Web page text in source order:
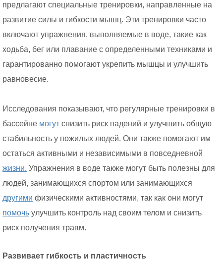
предлагают специальные тренировки, направленные на
развитие силы и гибкости мышц. Эти тренировки часто
включают упражнения, выполняемые в воде, такие как
ходьба, бег или плавание с определенными техниками и
гарантированно помогают укрепить мышцы и улучшить
равновесие.
Исследования показывают, что регулярные тренировки в
бассейне могут снизить риск падений и улучшить общую
стабильность у пожилых людей. Они также помогают им
остаться активными и независимыми в повседневной
жизни. Упражнения в воде также могут быть полезны для
людей, занимающихся спортом или занимающихся
другими физическими активностями, так как они могут
помочь улучшить контроль над своим телом и снизить
риск получения травм.
Развивает гибкость и пластичность